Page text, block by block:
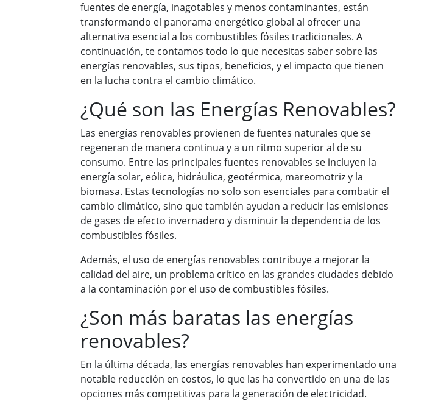
fuentes de energía, inagotables y menos contaminantes, están
transformando el panorama energético global al ofrecer una
alternativa esencial a los combustibles fósiles tradicionales. A
continuación, te contamos todo lo que necesitas saber sobre las
energías renovables, sus tipos, beneficios, y el impacto que tienen
en la lucha contra el cambio climático.
¿Qué son las Energías Renovables?
Las energías renovables provienen de fuentes naturales que se
regeneran de manera continua y a un ritmo superior al de su
consumo. Entre las principales fuentes renovables se incluyen la
energía solar, eólica, hidráulica, geotérmica, mareomotriz y la
biomasa. Estas tecnologías no solo son esenciales para combatir el
cambio climático, sino que también ayudan a reducir las emisiones
de gases de efecto invernadero y disminuir la dependencia de los
combustibles fósiles.
Además, el uso de energías renovables contribuye a mejorar la
calidad del aire, un problema crítico en las grandes ciudades debido
a la contaminación por el uso de combustibles fósiles.
¿Son más baratas las energías
renovables?
En la última década, las energías renovables han experimentado una
notable reducción en costos, lo que las ha convertido en una de las
opciones más competitivas para la generación de electricidad.